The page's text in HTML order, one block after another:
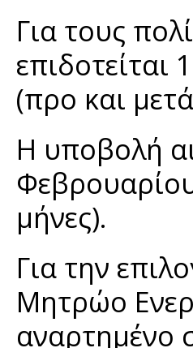
Για τους
επιδοτείται
(προ και
Η υποβολή
μήνες).
Για την
Μητρώο
αναρτημένο